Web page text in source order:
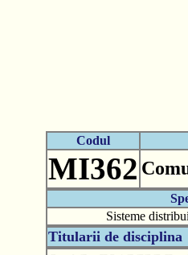
Codul
MI362
Sisteme
Titularii de disciplina